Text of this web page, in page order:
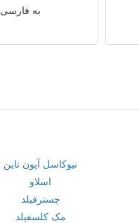
به فارسی
نیوکاسل آپون تاین
اسلاو
چسترفیلد
مک کلسفیلد